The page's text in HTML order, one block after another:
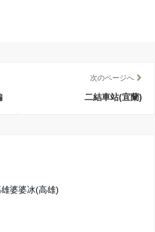
次のページへ
二結車站(宜蘭)
婆婆冰(高雄)